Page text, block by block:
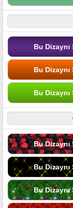
Bu Dizaynı
Bu Dizaynı
Bu Dizaynı
Bu Dizaynı
Bu Dizaynı
Bu Dizaynı